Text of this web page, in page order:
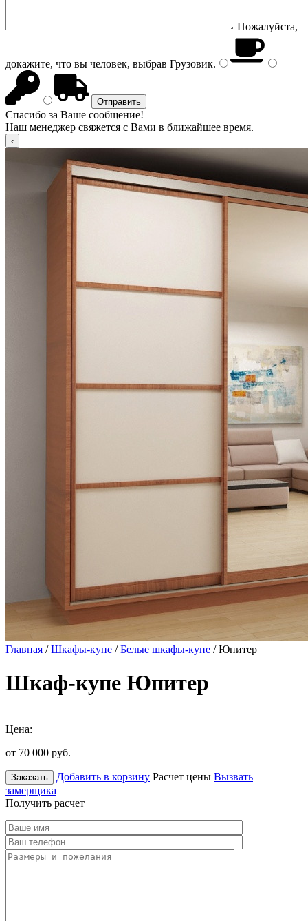
Пожалуйста,
докажите, что вы человек, выбрав Грузовик.
Спасибо за Ваше сообщение!
Наш менеджер свяжется с Вами в ближайшее время.
Главная /Шкафы-купе /Белые шкафы-купе / Юпитер
Шкаф-купе Юпитер
Цена:
от 70 000 руб.
Заказать Добавить в корзину Расчет цены Вызвать
замерщика
Получить расчет